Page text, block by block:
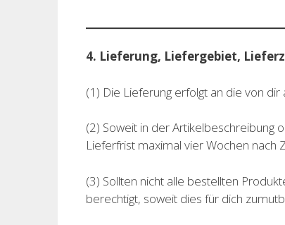
4. Lieferung, Liefergebiet,
(1) Die Lieferung erfolgt an die von
(2) Soweit in der Artikelbeschreibung
Lieferfrist maximal vier Wochen nach
(3) Sollten nicht alle bestellten
berechtigt, soweit dies für dich